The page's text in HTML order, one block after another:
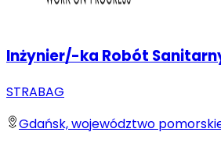
Inżynier/-ka Robót
STRABAG
Gdańsk, województwo